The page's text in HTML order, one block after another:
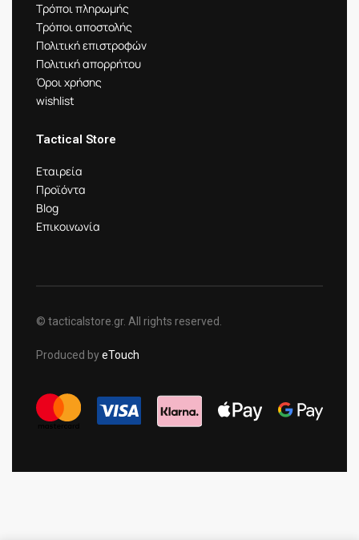
Τρόποι πληρωμής
Τρόποι αποστολής
Πολιτική επιστροφών
Πολιτική απορρήτου
Όροι χρήσης
wishlist
Tactical Store
Εταιρεία
Προϊόντα
Blog
Επικοινωνία
© tacticalstore.gr. All rights reserved.
Produced byeTouch